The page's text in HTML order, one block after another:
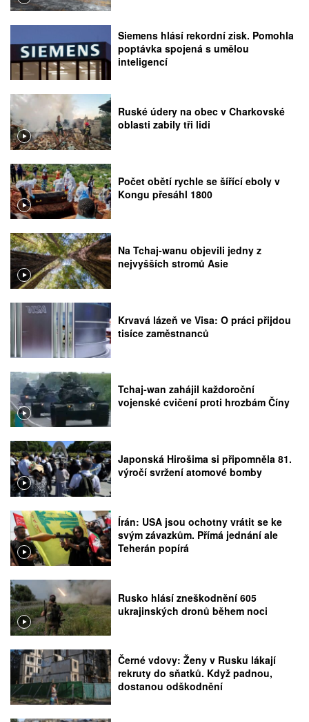
Siemens hlásí rekordní zisk. Pomohla
poptávka spojená s umělou
inteligencí
Ruské údery na obec v Charkovské
oblasti zabily tři lidi
Počet obětí rychle se šířící eboly v
Kongu přesáhl 1800
Na Tchaj-wanu objevili jedny z
nejvyšších stromů Asie
Krvavá lázeň ve Visa: O práci přijdou
tisíce zaměstnanců
Tchaj-wan zahájil každoroční
vojenské cvičení proti hrozbám Číny
Japonská Hirošima si připomněla 81.
výročí svržení atomové bomby
Írán: USA jsou ochotny vrátit se ke
svým závazkům. Přímá jednání ale
Teherán popírá
Rusko hlásí zneškodnění 605
ukrajinských dronů během noci
Černé vdovy: Ženy v Rusku lákají
rekruty do sňatků. Když padnou,
dostanou odškodnění